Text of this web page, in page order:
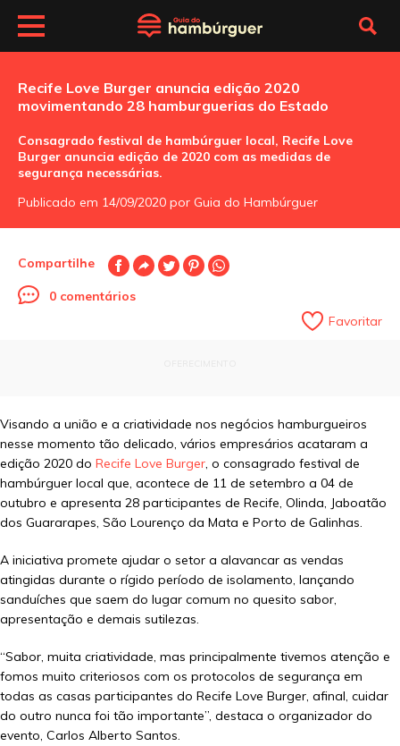
Recife Love Burger anuncia edição 2020
movimentando 28 hamburguerias do Estado
Consagrado festival de hambúrguer local, Recife Love
Burger anuncia edição de 2020 com as medidas de
segurança necessárias.
Publicado em 14/09/2020 por Guia do Hambúrguer
Compartilhe
0 comentários
Favoritar
Visando a união e a criatividade nos negócios hamburgueiros
nesse momento tão delicado, vários empresários acataram a
edição 2020 do Recife Love Burger, o consagrado festival de
hambúrguer local que, acontece de 11 de setembro a 04 de
outubro e apresenta 28 participantes de Recife, Olinda, Jaboatão
dos Guararapes, São Lourenço da Mata e Porto de Galinhas.
A iniciativa promete ajudar o setor a alavancar as vendas
atingidas durante o rígido período de isolamento, lançando
sanduíches que saem do lugar comum no quesito sabor,
apresentação e demais sutilezas.
“Sabor, muita criatividade, mas principalmente tivemos atenção e
fomos muito criteriosos com os protocolos de segurança em
todas as casas participantes do Recife Love Burger, afinal, cuidar
do outro nunca foi tão importante”, destaca o organizador do
evento, Carlos Alberto Santos.